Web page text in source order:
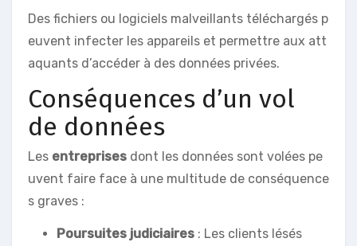
Des fichiers ou logiciels malveillants téléchargés p
euvent infecter les appareils et permettre aux att
aquants d’accéder à des données privées.
Conséquences d’un vol
de données
Les entreprises dont les données sont volées pe
uvent faire face à une multitude de conséquence
s graves :
Poursuites judiciaires : Les clients lésés